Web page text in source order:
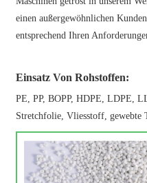
einen außergewöhnlichen
entsprechend Ihren
Einsatz Von Rohstoffen:
PE, PP, BOPP, HDPE, LDPE,
Stretchfolie, Vliesstoff, gewebte